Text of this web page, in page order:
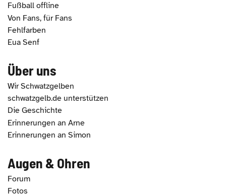
Fußball offline
Von Fans, für Fans
Fehlfarben
Eua Senf
Über uns
Wir Schwatzgelben
schwatzgelb.de unterstützen
Die Geschichte
Erinnerungen an Arne
Erinnerungen an Simon
Augen & Ohren
Forum
Fotos